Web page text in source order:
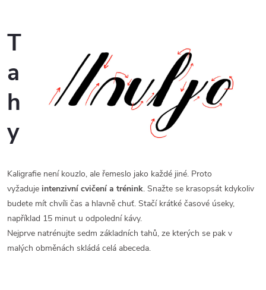
T
a
h
y
Kaligrafie není kouzlo, ale řemeslo jako každé jiné. Proto
vyžaduje intenzivní cvičení a trénink. Snažte se krasopsát kdykoliv
budete mít chvíli čas a hlavně chuť. Stačí krátké časové úseky,
například 15 minut u odpolední kávy.
Nejprve natrénujte sedm základních tahů, ze kterých se pak v
malých obměnách skládá celá abeceda.